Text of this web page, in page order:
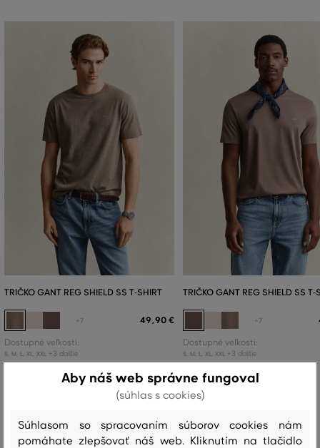
TRIČKO GANT REG SHIELD SS T-SHIRT
+7 49,90 €
Dostupné veľkosti:
S M L XL XXL +3 ďalšie
TRIČKO GANT REG SHIELD SS T-
+7
Dostupné veľkosti:
S M L XL XXL +3 ďalšie
Recenzie
Aby náš web správne fungoval
(súhlas s cookies)
Súhlasom so spracovaním súborov cookies nám
pomáhate zlepšovať náš web. Kliknutím na tlačidlo